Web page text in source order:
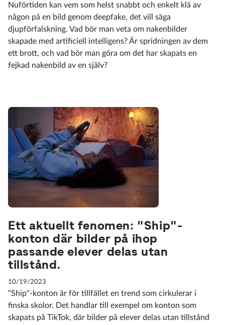
Nuförtiden kan vem som helst snabbt och enkelt klä av
någon på en bild genom deepfake, det vill säga
djupförfalskning. Vad bör man veta om nakenbilder
skapade med artificiell intelligens? Är spridningen av dem
ett brott, och vad bör man göra om det har skapats en
fejkad nakenbild av en själv?
Ett aktuellt fenomen: "Ship"-
konton där bilder på ihop
passande elever delas utan
tillstånd.
10/19/2023
"Ship"-konton är för tillfället en trend som cirkulerar i
finska skolor. Det handlar till exempel om konton som
skapats på TikTok, där bilder på elever delas utan tillstånd